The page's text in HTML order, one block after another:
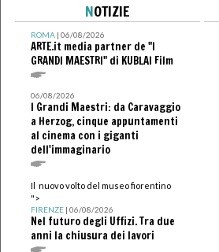
NOTIZIE
ROMA| 06/08/2026
ARTE.it media partner de "I
GRANDI MAESTRI" di KUBLAI Film
06/08/2026
I Grandi Maestri: da Caravaggio
a Herzog, cinque appuntamenti
al cinema con i giganti
dell'immaginario
Il nuovo volto del museo fiorentino
">
FIRENZE| 06/08/2026
Nel futuro degli Uffizi. Tra due
anni la chiusura dei lavori